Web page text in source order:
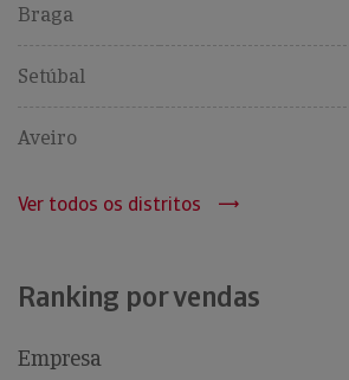
Braga
Setúbal
Aveiro
Ver todos os distritos
Ranking por vendas
Empresa